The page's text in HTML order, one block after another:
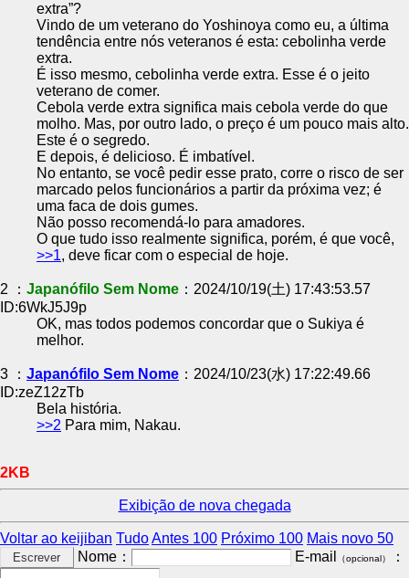
extra”?
Vindo de um veterano do Yoshinoya como eu, a última
tendência entre nós veteranos é esta: cebolinha verde
extra.
É isso mesmo, cebolinha verde extra. Esse é o jeito
veterano de comer.
Cebola verde extra significa mais cebola verde do que
molho. Mas, por outro lado, o preço é um pouco mais alto.
Este é o segredo.
E depois, é delicioso. É imbatível.
No entanto, se você pedir esse prato, corre o risco de ser
marcado pelos funcionários a partir da próxima vez; é
uma faca de dois gumes.
Não posso recomendá-lo para amadores.
O que tudo isso realmente significa, porém, é que você,
>>1, deve ficar com o especial de hoje.
2 ： Japanófilo Sem Nome ：2024/10/19(土) 17:43:53.57
ID:6WkJ5J9p
OK, mas todos podemos concordar que o Sukiya é
melhor.
3 ： Japanófilo Sem Nome ：2024/10/23(水) 17:22:49.66
ID:zeZ12zTb
Bela história.
>>2 Para mim, Nakau.
2KB
Exibição de nova chegada
Voltar ao keijiban TudoAntes 100 Próximo 100 Mais novo 50
Nome：
E-mail （opcional） ：